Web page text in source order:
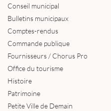
Conseil municipal
Bulletins municipaux
Comptes-rendus
Commande publique
Fournisseurs / Chorus Pro
Office du tourisme
Histoire
Patrimoine
Petite Ville de Demain